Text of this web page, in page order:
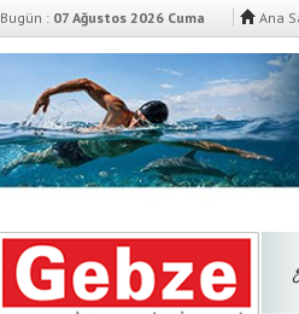
Bugün : 07 Ağustos 2026 Cuma Ana